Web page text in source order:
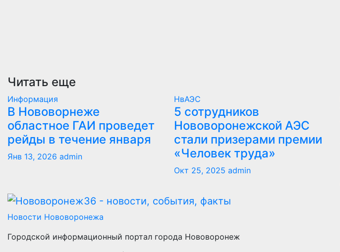
Читать еще
Информация
В Нововорнеже
областное ГАИ проведет
рейды в течение января
Янв 13, 2026 admin
НвАЭС
5 сотрудников
Нововоронежской АЭС
стали призерами премии
«Человек труда»
Окт 25, 2025 admin
Новости Нововоронежа
Городской информационный портал города Нововоронеж